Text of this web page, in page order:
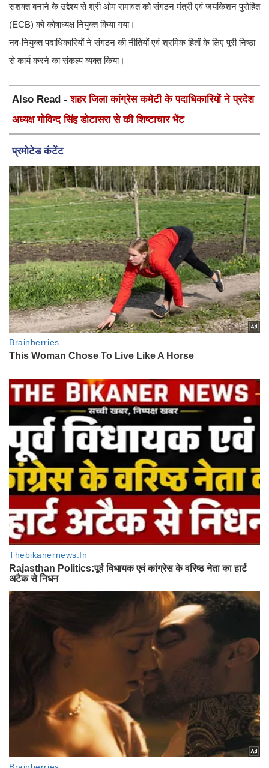
सशक्त बनाने के उद्देश्य से श्री ओम रामावत को संगठन मंत्री एवं जयकिशन पुरोहित
(ECB) को कोषाध्यक्ष नियुक्त किया गया।
नव-नियुक्त पदाधिकारियों ने संगठन की नीतियों एवं श्रमिक हितों के लिए पूरी निष्ठा
से कार्य करने का संकल्प व्यक्त किया।
Also Read -शहर जिला कांग्रेस कमेटी के पदाधिकारियों ने प्रदेश
अध्यक्ष गोविन्द सिंह डोटासरा से की शिष्टाचार भेंट